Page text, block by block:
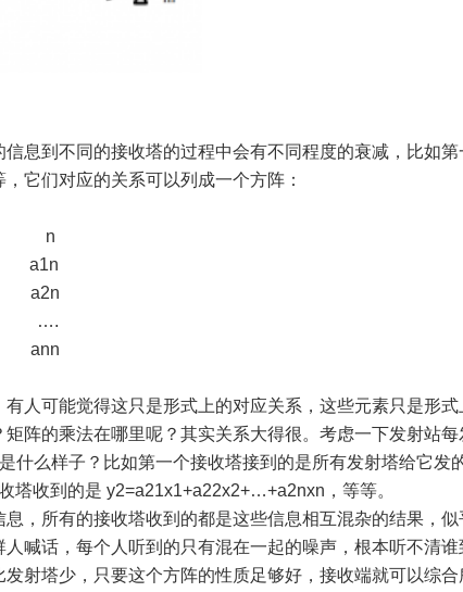
息到不同的接收塔的过程中会有不同程度的衰减，比如
它们对应的关系可以列成一个方阵：
n
人可能觉得这只是形式上的对应关系，这些元素只是形
阵的乘法在哪里呢？其实关系大得很。考虑一下发射站每
什么样子？比如第一个接收塔接到的是所有发射塔给它发
收到的是 y2=a21x1+a22x2+…+a2nxn，等等。
，所有的接收塔收到的都是这些信息相互混杂的结果，
喊话，每个人听到的只有混在一起的噪声，根本听不清谁
射塔少，只要这个方阵的性质足够好，接收端就可以综